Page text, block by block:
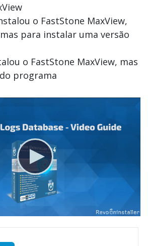
o FastStone MaxView,
para instalar uma versão
o FastStone MaxView, mas
programa